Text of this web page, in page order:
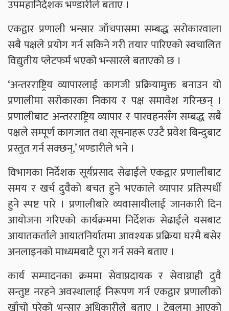
उपमहानिर्देशक भण्डारीले बताए ।
एकद्वार प्रणाली भन्सार जाँचपासमा सम्बद्ध सरोकारवाला
सबै पक्षले प्रयोग गर्न सकिने गरी तयार पारिएको स्वचालित
विद्युतीय प्लेटफर्म भएको भन्सारले बताएको छ ।
‘अन्तरराष्ट्रिय व्यापारलाई कागजी प्रक्रियामुक्त बनाउन यो
प्रणालीमा सरोकारका निकाय र पक्ष समावेश गरिन्छन् ।
प्रणालीबाट अन्तरराष्ट्रिय व्यापार र पारवहनसँग सम्बद्ध सबै
पक्षले सम्पूर्ण कागजात तथा सूचनाहरू एउटै प्रवेश बिन्दुबाट
प्रस्तुत गर्न सक्छन्,’ भण्डारीले भने ।
विभागका निर्देशक सूर्यप्रसाद सेढाईंले एकद्वार प्रणालीबाट
समय र खर्च दुवैको बचत हुने भएकाले व्यापार प्रतिस्पर्धी
हुने स्पष्ट पारे । प्रणालीबारे व्यवासायीलाई जानकारी दिन
आयोजना गरिएको कार्यक्रममा निर्देशक सेढाईंले यसबाट
आयातकर्ताले आयातनिर्यातमा आवश्यक प्रक्रिया घरमै बसेर
अनलाइनको माध्यमबाटै पूरा गर्न सक्ने बताए ।
कार्य सम्पादनका क्रममा सेवाप्रदायक र सेवाग्राही दुवै
सन्तुष्ट नरहने अवस्थालाई निरूपण गर्न एकद्वार प्रणालीको